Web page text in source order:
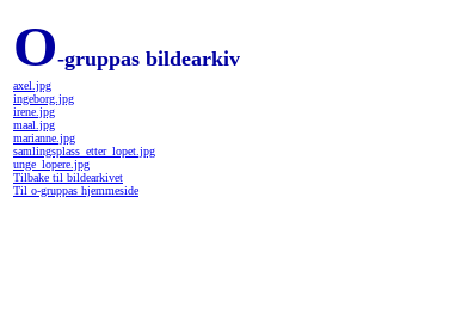
O-gruppas bildearkiv
axel.jpg
ingeborg.jpg
irene.jpg
maal.jpg
marianne.jpg
samlingsplass_etter_lopet.jpg
unge_lopere.jpg
Tilbake til bildearkivet
Til o-gruppas hjemmeside